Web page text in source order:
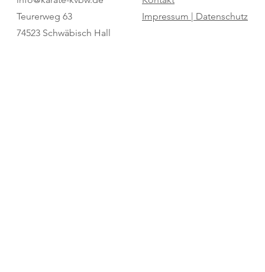
Wado-Kai-Prüfer-Referent
Teurerweg 63
74523 Schwäbisch Hall
Impressum | Datenschutz